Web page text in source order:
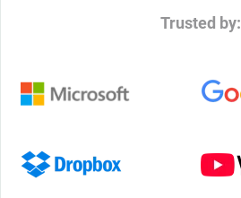
Trusted by: